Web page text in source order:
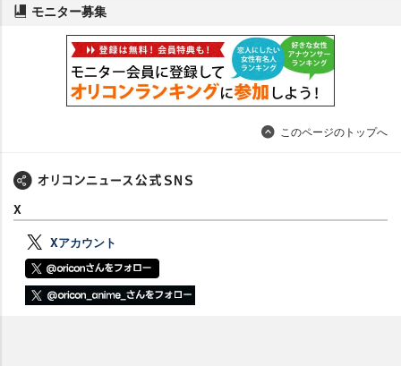
モニター募集
このページのトップへ
X
Xアカウント